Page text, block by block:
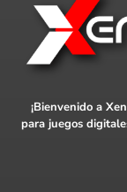
¡Bienvenido a
para juegos